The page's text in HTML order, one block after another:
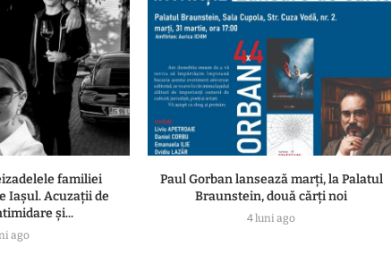
familiei
Iașul. Acuzații de
și...
ago
Paul Gorban lansează marți, la Palatul
Braunstein, două cărți noi
4 luni ago